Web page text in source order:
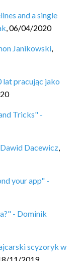
and a single
,06/04/2020
Janikowski,
lat pracując jako
Tricks" -
Dacewicz,
your app" -
- Dominik
scyzoryk w